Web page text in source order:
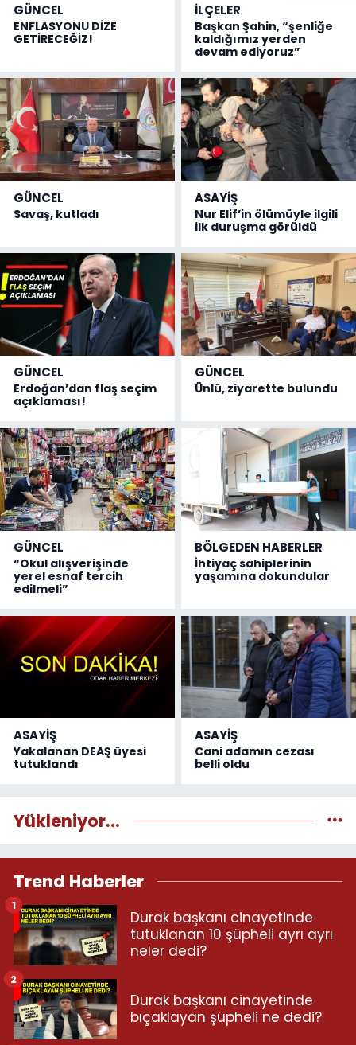
GÜNCEL
ENFLASYONU DİZE
GETİRECEĞİZ!
İLÇELER
Başkan Şahin, “şenliğe
kaldığımız yerden
devam ediyoruz”
GÜNCEL
Savaş, kutladı
ASAYİŞ
Nur Elif’in ölümüyle ilgili
ilk duruşma görüldü
GÜNCEL
Erdoğan’dan flaş seçim
açıklaması!
GÜNCEL
Ünlü, ziyarette bulundu
GÜNCEL
“Okul alışverişinde
yerel esnaf tercih
edilmeli”
BÖLGEDEN HABERLER
İhtiyaç sahiplerinin
yaşamına dokundular
ASAYİŞ
Yakalanan DEAŞ üyesi
tutuklandı
ASAYİŞ
Cani adamın cezası
belli oldu
Yükleniyor...
Trend Haberler
Durak başkanı cinayetinde
tutuklanan 10 şüpheli ayrı ayrı
neler dedi?
1
Durak başkanı cinayetinde
bıçaklayan şüpheli ne dedi?
2